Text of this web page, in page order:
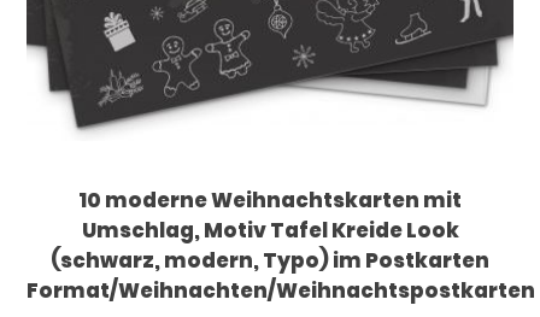
10 moderne Weihnachtskarten mit
Umschlag, Motiv Tafel Kreide Look
(schwarz, modern, Typo) im Postkarten
Format/Weihnachten/Weihnachtspostkarten